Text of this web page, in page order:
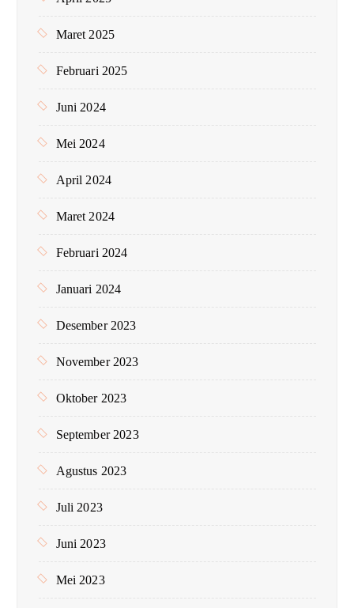
Maret 2025
Februari 2025
Juni 2024
Mei 2024
April 2024
Maret 2024
Februari 2024
Januari 2024
Desember 2023
November 2023
Oktober 2023
September 2023
Agustus 2023
Juli 2023
Juni 2023
Mei 2023